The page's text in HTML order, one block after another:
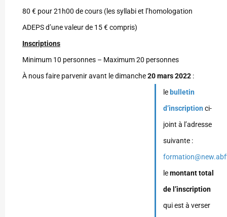
80 € pour 21h00 de cours (les syllabi et l’homologation
ADEPS d’une valeur de 15 € compris)
Inscriptions
Minimum 10 personnes – Maximum 20 personnes
À nous faire parvenir avant le dimanche20 mars 2022 :
le bulletin
d’inscription ci-
joint à l’adresse
suivante :
lemontant total
de l’inscription
qui est à verser